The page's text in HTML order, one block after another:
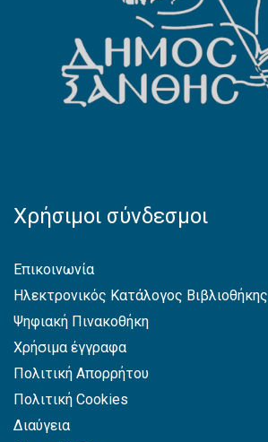
Χρήσιμοι σύνδεσμοι
Επικοινωνία
Ηλεκτρονικός Κατάλογος Βιβλιοθήκης
Ψηφιακή Πινακοθήκη
Χρήσιμα έγγραφα
Πολιτική Απορρήτου
Πολιτική Cookies
Διαύγεια